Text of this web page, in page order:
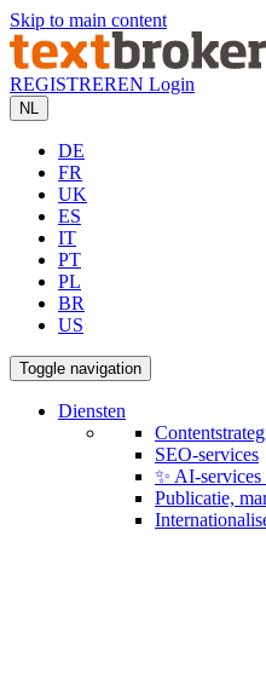
Skip to main content
REGISTREREN Login
NL
DE
FR
UK
ES
IT
PT
PL
BR
US
Toggle navigation
Diensten
SEO-services
✨ AI-
Publicatie,